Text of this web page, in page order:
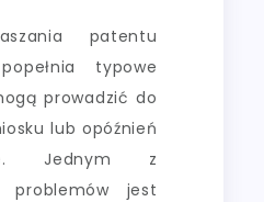
patentu
typowe
prowadzić do
lub opóźnień
Jednym z
problemów jest